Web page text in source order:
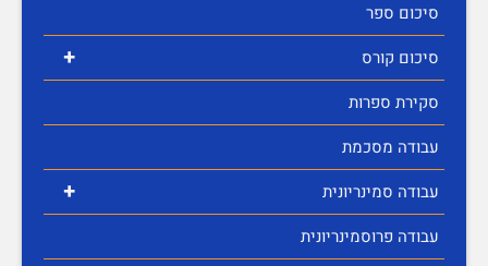
סיכום ספר
+
סיכום קורס
סקירת ספרות
עבודה מסכמת
+
עבודה סמינריונית
עבודה פרוסמינריונית